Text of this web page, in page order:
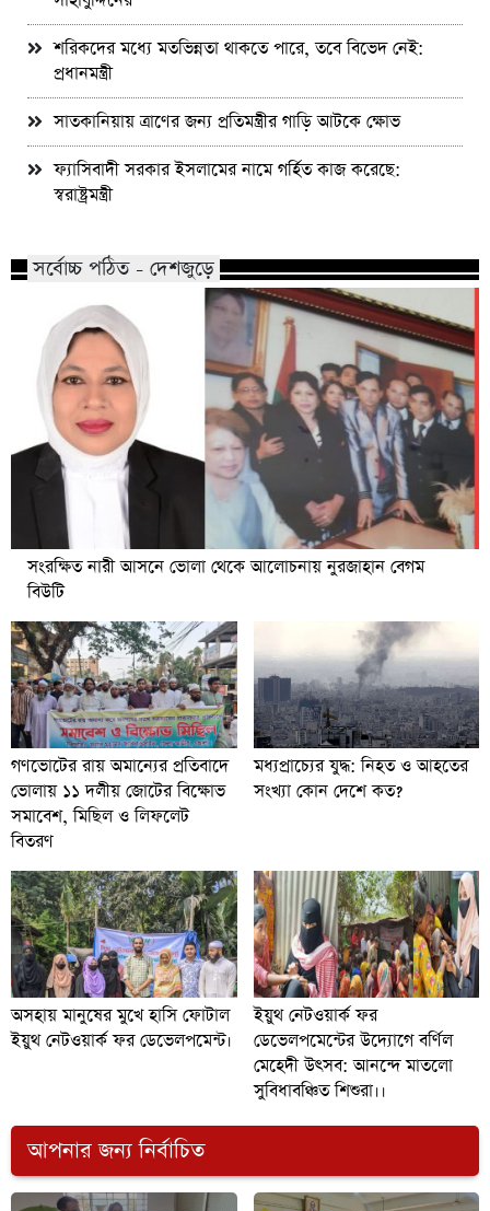
শরিকদের মধ্যে মতভিন্নতা থাকতে পারে, তবে বিভেদ নেই:
প্রধানমন্ত্রী
সাতকানিয়ায় ত্রাণের জন্য প্রতিমন্ত্রীর গাড়ি আটকে ক্ষোভ
ফ্যাসিবাদী সরকার ইসলামের নামে গর্হিত কাজ করেছে:
স্বরাষ্ট্রমন্ত্রী
সর্বোচ্চ পঠিত - দেশজুড়ে
সংরক্ষিত নারী আসনে ভোলা থেকে আলোচনায় নুরজাহান বেগম
বিউটি
গণভোটের রায় অমান্যের প্রতিবাদে
ভোলায় ১১ দলীয় জোটের বিক্ষোভ
সমাবেশ, মিছিল ও লিফলেট
বিতরণ
মধ্যপ্রাচ্যের যুদ্ধ: নিহত ও আহতের
সংখ্যা কোন দেশে কত?
অসহায় মানুষের মুখে হাসি ফোটাল
ইয়ুথ নেটওয়ার্ক ফর ডেভেলপমেন্ট।
ইয়ুথ নেটওয়ার্ক ফর
ডেভেলপমেন্টের উদ্যোগে বর্ণিল
মেহেদী উৎসব: আনন্দে মাতলো
সুবিধাবঞ্চিত শিশুরা।।
আপনার জন্য নির্বাচিত